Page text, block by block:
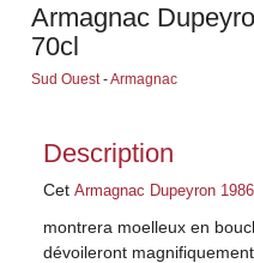
Armagnac
70cl
Sud Ouest -Armagnac
Description
CetArmagnac Dupeyron 1986
montrera moelleux en
dévoileront